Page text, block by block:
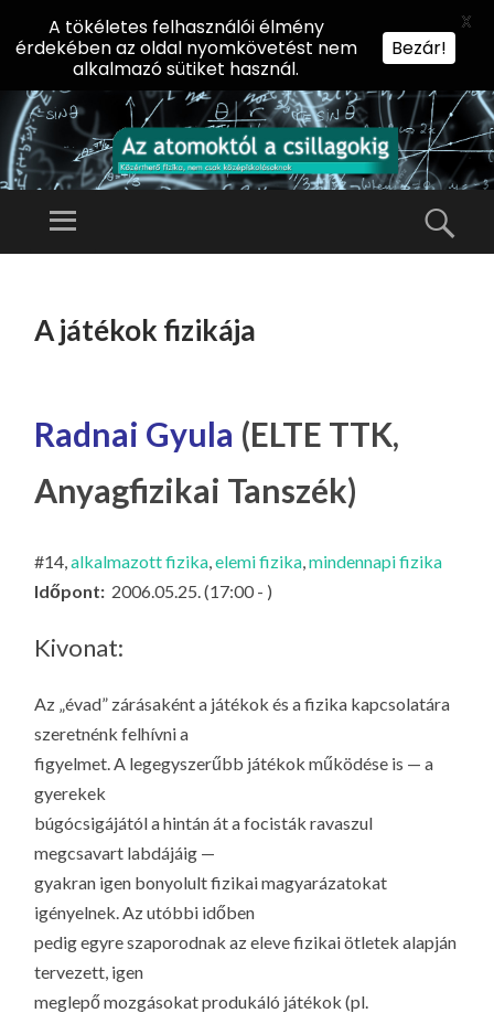
AZ
A
CS
IL
O
Előadássorozat
Menü
TARTALOMHOZ
A játékok fizikája
Radnai Gyula (ELTE TTK,
Anyagfizikai Tanszék)
#14,alkalmazott fizika,elemi fizika,mindennapi fizika
Időpont: 2006.05.25. (17:00 - )
Kivonat:
Az „évad” zárásaként a játékok és a fizika kapcsolatára
szeretnénk felhívni a
figyelmet. A legegyszerűbb játékok működése is — a
gyerekek
búgócsigájától a hintán át a focisták ravaszul
megcsavart labdájáig —
gyakran igen bonyolult fizikai magyarázatokat
igényelnek. Az utóbbi időben
pedig egyre szaporodnak az eleve fizikai ötletek alapján
tervezett, igen
meglepő mozgásokat produkáló játékok (pl.
A tökéletes felhasználói élmény
érdekében az oldal nyomkövetést nem
alkalmazó sütiket használ.
Bezár!
X